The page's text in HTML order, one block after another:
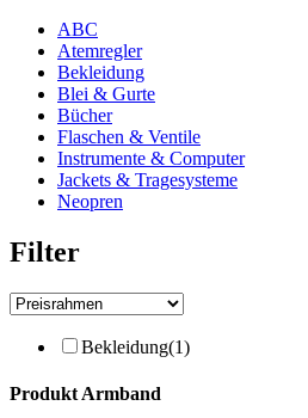
ABC
Atemregler
Bekleidung
Blei & Gurte
Bücher
Flaschen & Ventile
Instrumente & Computer
Jackets & Tragesysteme
Neopren
Filter
Bekleidung(1)
Produkt Armband